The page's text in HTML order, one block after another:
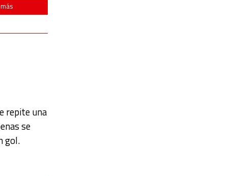
repite una
se
gol.